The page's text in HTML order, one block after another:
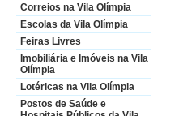
Correios na Vila Olímpia
Escolas da Vila Olímpia
Feiras Livres
Imobiliária e Imóveis na Vila
Olímpia
Lotéricas na Vila Olímpia
Postos de Saúde e